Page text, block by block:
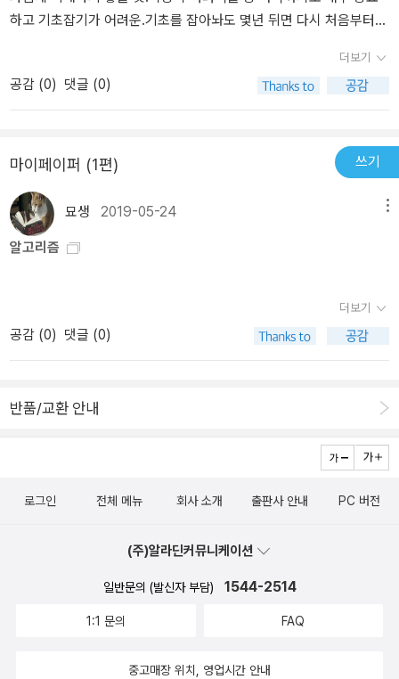
하고 기초잡기가 어려운.기초를 잡아놔도 몇년 뒤면 다시 처음부터
에 대해 가장 쉽게 설명한 책이 아닌가 싶다.대학에서 딱딱하고 어렵
기만하여 기피하게되는 알고리즘을 단순 그림을 도식화하여 이해하
기 매우 쉽게 만들어져있다.알고리즘은 어렵게 공부할 필요가 없는
있기때문에 예제코드?? 그런거??솔직히말해 전혀 필요없다.이 책 한
권 이라도 반복해서 이해하다보면 아~ 실제로 우리가쓰는 이런 기능
들이 이런 원리로 이루어져있구나~바로 이해할 수 있다.코딩 열풍이
부는 요즘.개발자를 표방하지만 실제로는 코더가 되기위해 열심히 학
원을 다니고 공부하는 신입들이 많다.개발자로 취업하게 되면 자신이
우리들은 실제로 코더라고 부른다.코더를 넘어 진짜 개발자가 되기위
부터는 이 책의 기본적인 개념들은 알고 있어야한다.전공자던 비전공
더보기
공감 (0) 댓글 (0)
마이페이퍼 (1편) 쓰기
묘생 2019-05-24
알고리즘
더보기
공감 (0) 댓글 (0)
반품/교환 안내
로그인 전체 메뉴 회사 소개 출판사 안내 PC 버전
(주)알라딘커뮤니케이션
일반문의 (발신자 부담) 1544-2514
1:1 문의 FAQ
중고매장 위치, 영업시간 안내